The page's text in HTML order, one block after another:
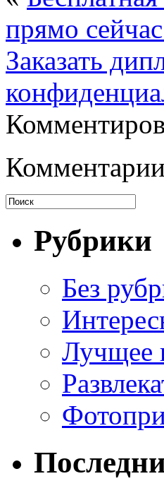
прямо
Заказать
Рубрики
Без
Лучщее